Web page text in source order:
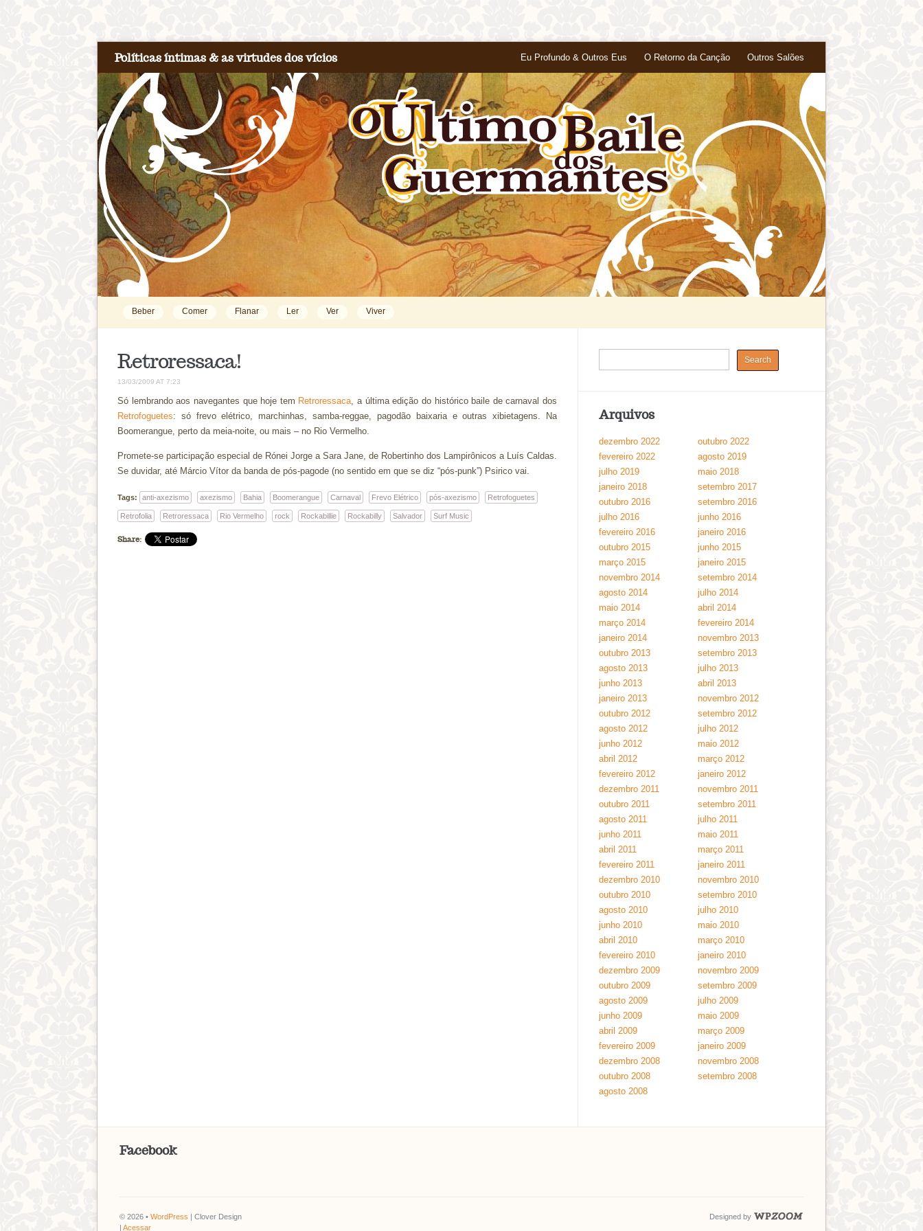
Políticas íntimas & as virtudes dos vícios Eu Profundo & Outros Eus O Retorno da Canção Outros Salões
Beber Comer Flanar Ler Ver Viver
Retroressaca!
13/03/2009 AT 7:23
Só lembrando aos navegantes que hoje tem Retroressaca, a última edição do histórico baile de carnaval dos
Retrofoguetes: só frevo elétrico, marchinhas, samba-reggae, pagodão baixaria e outras xibietagens. Na
Boomerangue, perto da meia-noite, ou mais – no Rio Vermelho.
Promete-se participação especial de Rónei Jorge a Sara Jane, de Robertinho dos Lampirônicos a Luís Caldas.
Se duvidar, até Márcio Vítor da banda de pós-pagode (no sentido em que se diz “pós-punk”) Psirico vai.
Tags: anti-axezismo axezismo Bahia Boomerangue Carnaval Frevo Elétrico pós-axezismo Retrofoguetes
Retrofolia Retroressaca Rio Vermelho rock Rockabillie Rockabilly Salvador Surf Music
Share:
Arquivos
dezembro 2022
outubro 2022
fevereiro 2022
agosto 2019
julho 2019
maio 2018
janeiro 2018
setembro 2017
outubro 2016
setembro 2016
julho 2016
junho 2016
fevereiro 2016
janeiro 2016
outubro 2015
junho 2015
março 2015
janeiro 2015
novembro 2014
setembro 2014
agosto 2014
julho 2014
maio 2014
abril 2014
março 2014
fevereiro 2014
janeiro 2014
novembro 2013
outubro 2013
setembro 2013
agosto 2013
julho 2013
junho 2013
abril 2013
janeiro 2013
novembro 2012
outubro 2012
setembro 2012
agosto 2012
julho 2012
junho 2012
maio 2012
abril 2012
março 2012
fevereiro 2012
janeiro 2012
dezembro 2011
novembro 2011
outubro 2011
setembro 2011
agosto 2011
julho 2011
junho 2011
maio 2011
abril 2011
março 2011
fevereiro 2011
janeiro 2011
dezembro 2010
novembro 2010
outubro 2010
setembro 2010
agosto 2010
julho 2010
junho 2010
maio 2010
abril 2010
março 2010
fevereiro 2010
janeiro 2010
dezembro 2009
novembro 2009
outubro 2009
setembro 2009
agosto 2009
julho 2009
junho 2009
maio 2009
abril 2009
março 2009
fevereiro 2009
janeiro 2009
dezembro 2008
novembro 2008
outubro 2008
setembro 2008
agosto 2008
Facebook
© 2026 • WordPress | Clover Design
| Acessar
Designed by